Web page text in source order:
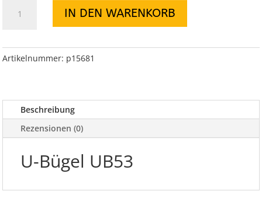
Bügel
IN DEN WARENKORB
Artikelnummer: p15681
Beschreibung
Rezensionen (0)
U-Bügel UB53